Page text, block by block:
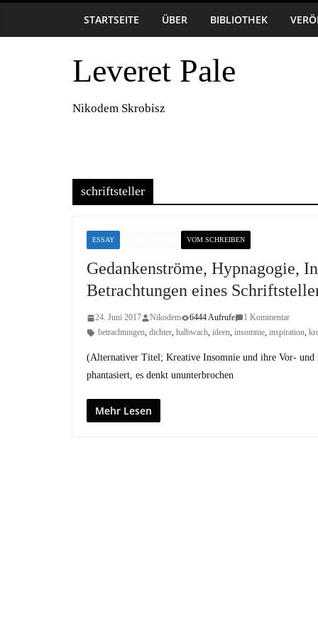
7. August 2026
Leveret Pale
Nikodem Skrobisz
STARTSEITE ÜBER BIBLIOTHEK
schriftsteller
ESSAY VOM SCHREIBEN
Gedankenströme, Hypnagogie,
Betrachtungen eines
24. Juni 2017 Nikodem 6444 Aufrufe
1 Kommentar
betrachtungen, dichter, halbwach, ideen, insomnie, inspiration,
(Alternativer Titel; Kreative Insomnie und ihre Vor- und
phantasiert, es denkt ununterbrochen
Mehr Lesen